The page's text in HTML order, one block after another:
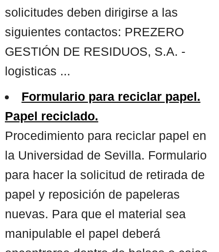
solicitudes deben dirigirse a las
siguientes contactos: PREZERO
GESTIÓN DE RESIDUOS, S.A. -
logisticas ...
Formulario para reciclar papel.
Papel reciclado.
Procedimiento para reciclar papel en
la Universidad de Sevilla. Formulario
para hacer la solicitud de retirada de
papel y reposición de papeleras
nuevas. Para que el material sea
manipulable el papel deberá